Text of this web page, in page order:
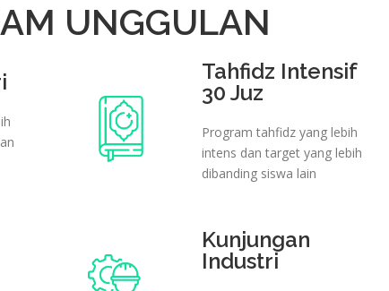
UNGGULAN
Tahfidz Intensif
30 Juz
Program tahfidz yang lebih
intens dan target yang lebih
dibanding siswa lain
Kunjungan
Industri